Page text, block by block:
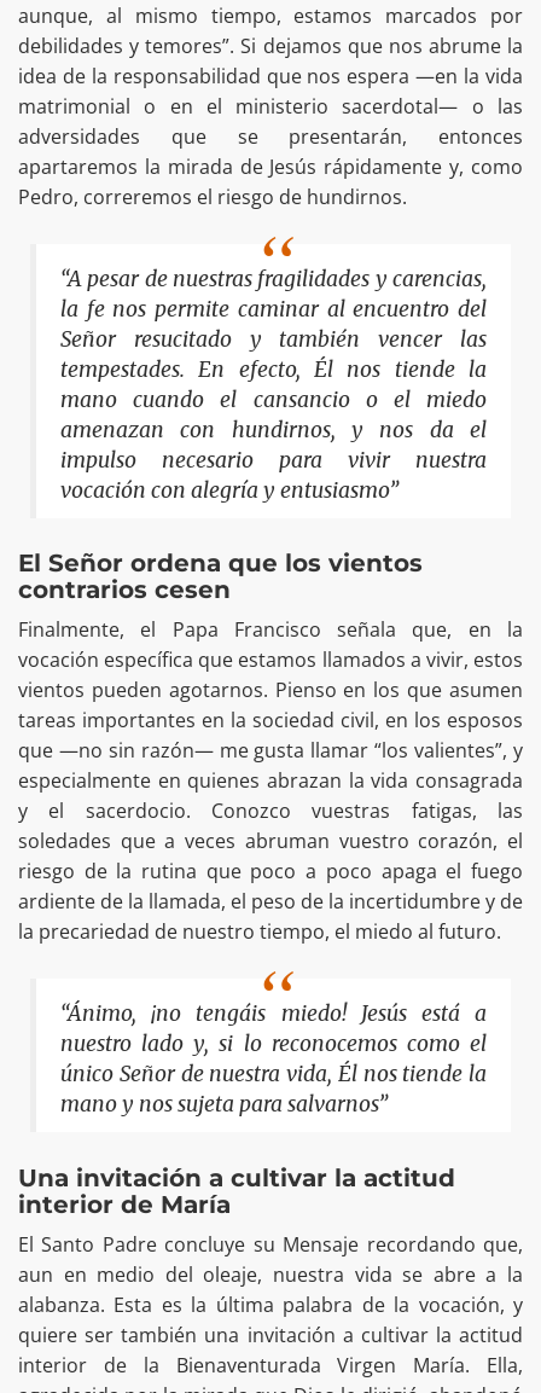
aunque, al mismo tiempo, estamos marcados por
debilidades y temores”. Si dejamos que nos abrume la
idea de la responsabilidad que nos espera —en la vida
matrimonial o en el ministerio sacerdotal— o las
adversidades que se presentarán, entonces
apartaremos la mirada de Jesús rápidamente y, como
Pedro, correremos el riesgo de hundirnos.
“A pesar de nuestras fragilidades y carencias,
la fe nos permite caminar al encuentro del
Señor resucitado y también vencer las
tempestades. En efecto, Él nos tiende la
mano cuando el cansancio o el miedo
amenazan con hundirnos, y nos da el
impulso necesario para vivir nuestra
vocación con alegría y entusiasmo”
El Señor ordena que los vientos
contrarios cesen
Finalmente, el Papa Francisco señala que, en la
vocación específica que estamos llamados a vivir, estos
vientos pueden agotarnos. Pienso en los que asumen
tareas importantes en la sociedad civil, en los esposos
que —no sin razón— me gusta llamar “los valientes”, y
especialmente en quienes abrazan la vida consagrada
y el sacerdocio. Conozco vuestras fatigas, las
soledades que a veces abruman vuestro corazón, el
riesgo de la rutina que poco a poco apaga el fuego
ardiente de la llamada, el peso de la incertidumbre y de
la precariedad de nuestro tiempo, el miedo al futuro.
“Ánimo, ¡no tengáis miedo! Jesús está a
nuestro lado y, si lo reconocemos como el
único Señor de nuestra vida, Él nos tiende la
mano y nos sujeta para salvarnos”
Una invitación a cultivar la actitud
interior de María
El Santo Padre concluye su Mensaje recordando que,
aun en medio del oleaje, nuestra vida se abre a la
alabanza. Esta es la última palabra de la vocación, y
quiere ser también una invitación a cultivar la actitud
interior de la Bienaventurada Virgen María. Ella,